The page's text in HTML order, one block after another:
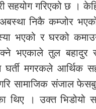
सहयोग गरिएको छ ।
निकै कम्जोर
भएको र घरको
भएकाले तुल बहादुर
घर्ती मगरकले आर्थिक
गरि सामाजिक संजाल
थिए । उक्त भिडोयो